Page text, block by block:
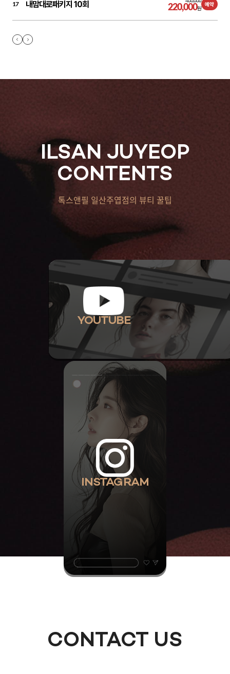
17 내맘대로패키지 10회 220,000원
예약
ILSAN JUYEOP
CONTENTS
톡스앤필 일산주엽점의 뷰티 꿀팁
YOUTUBE
INSTAGRAM
CONTACT US